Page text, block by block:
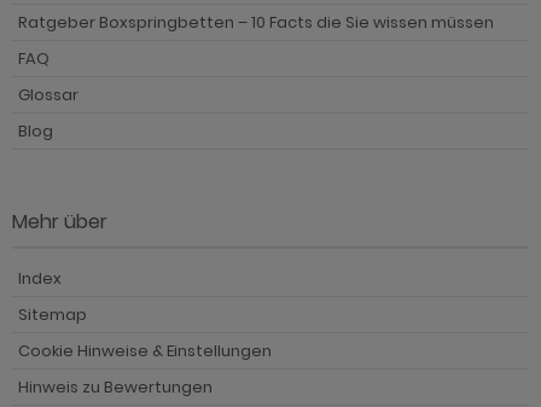
Ratgeber Boxspringbetten – 10 Facts die Sie wissen müssen
FAQ
Glossar
Blog
Mehr über
Index
Sitemap
Cookie Hinweise & Einstellungen
Hinweis zu Bewertungen